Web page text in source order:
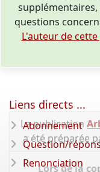
questions
L'auteur de
La publication
a été préparée
Lors de la
Liens directs ...
Abonnement
Question/
Renonciation